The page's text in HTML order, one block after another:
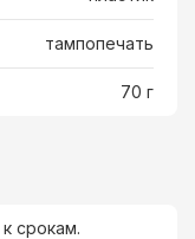
тампопечать
70 г
срокам.